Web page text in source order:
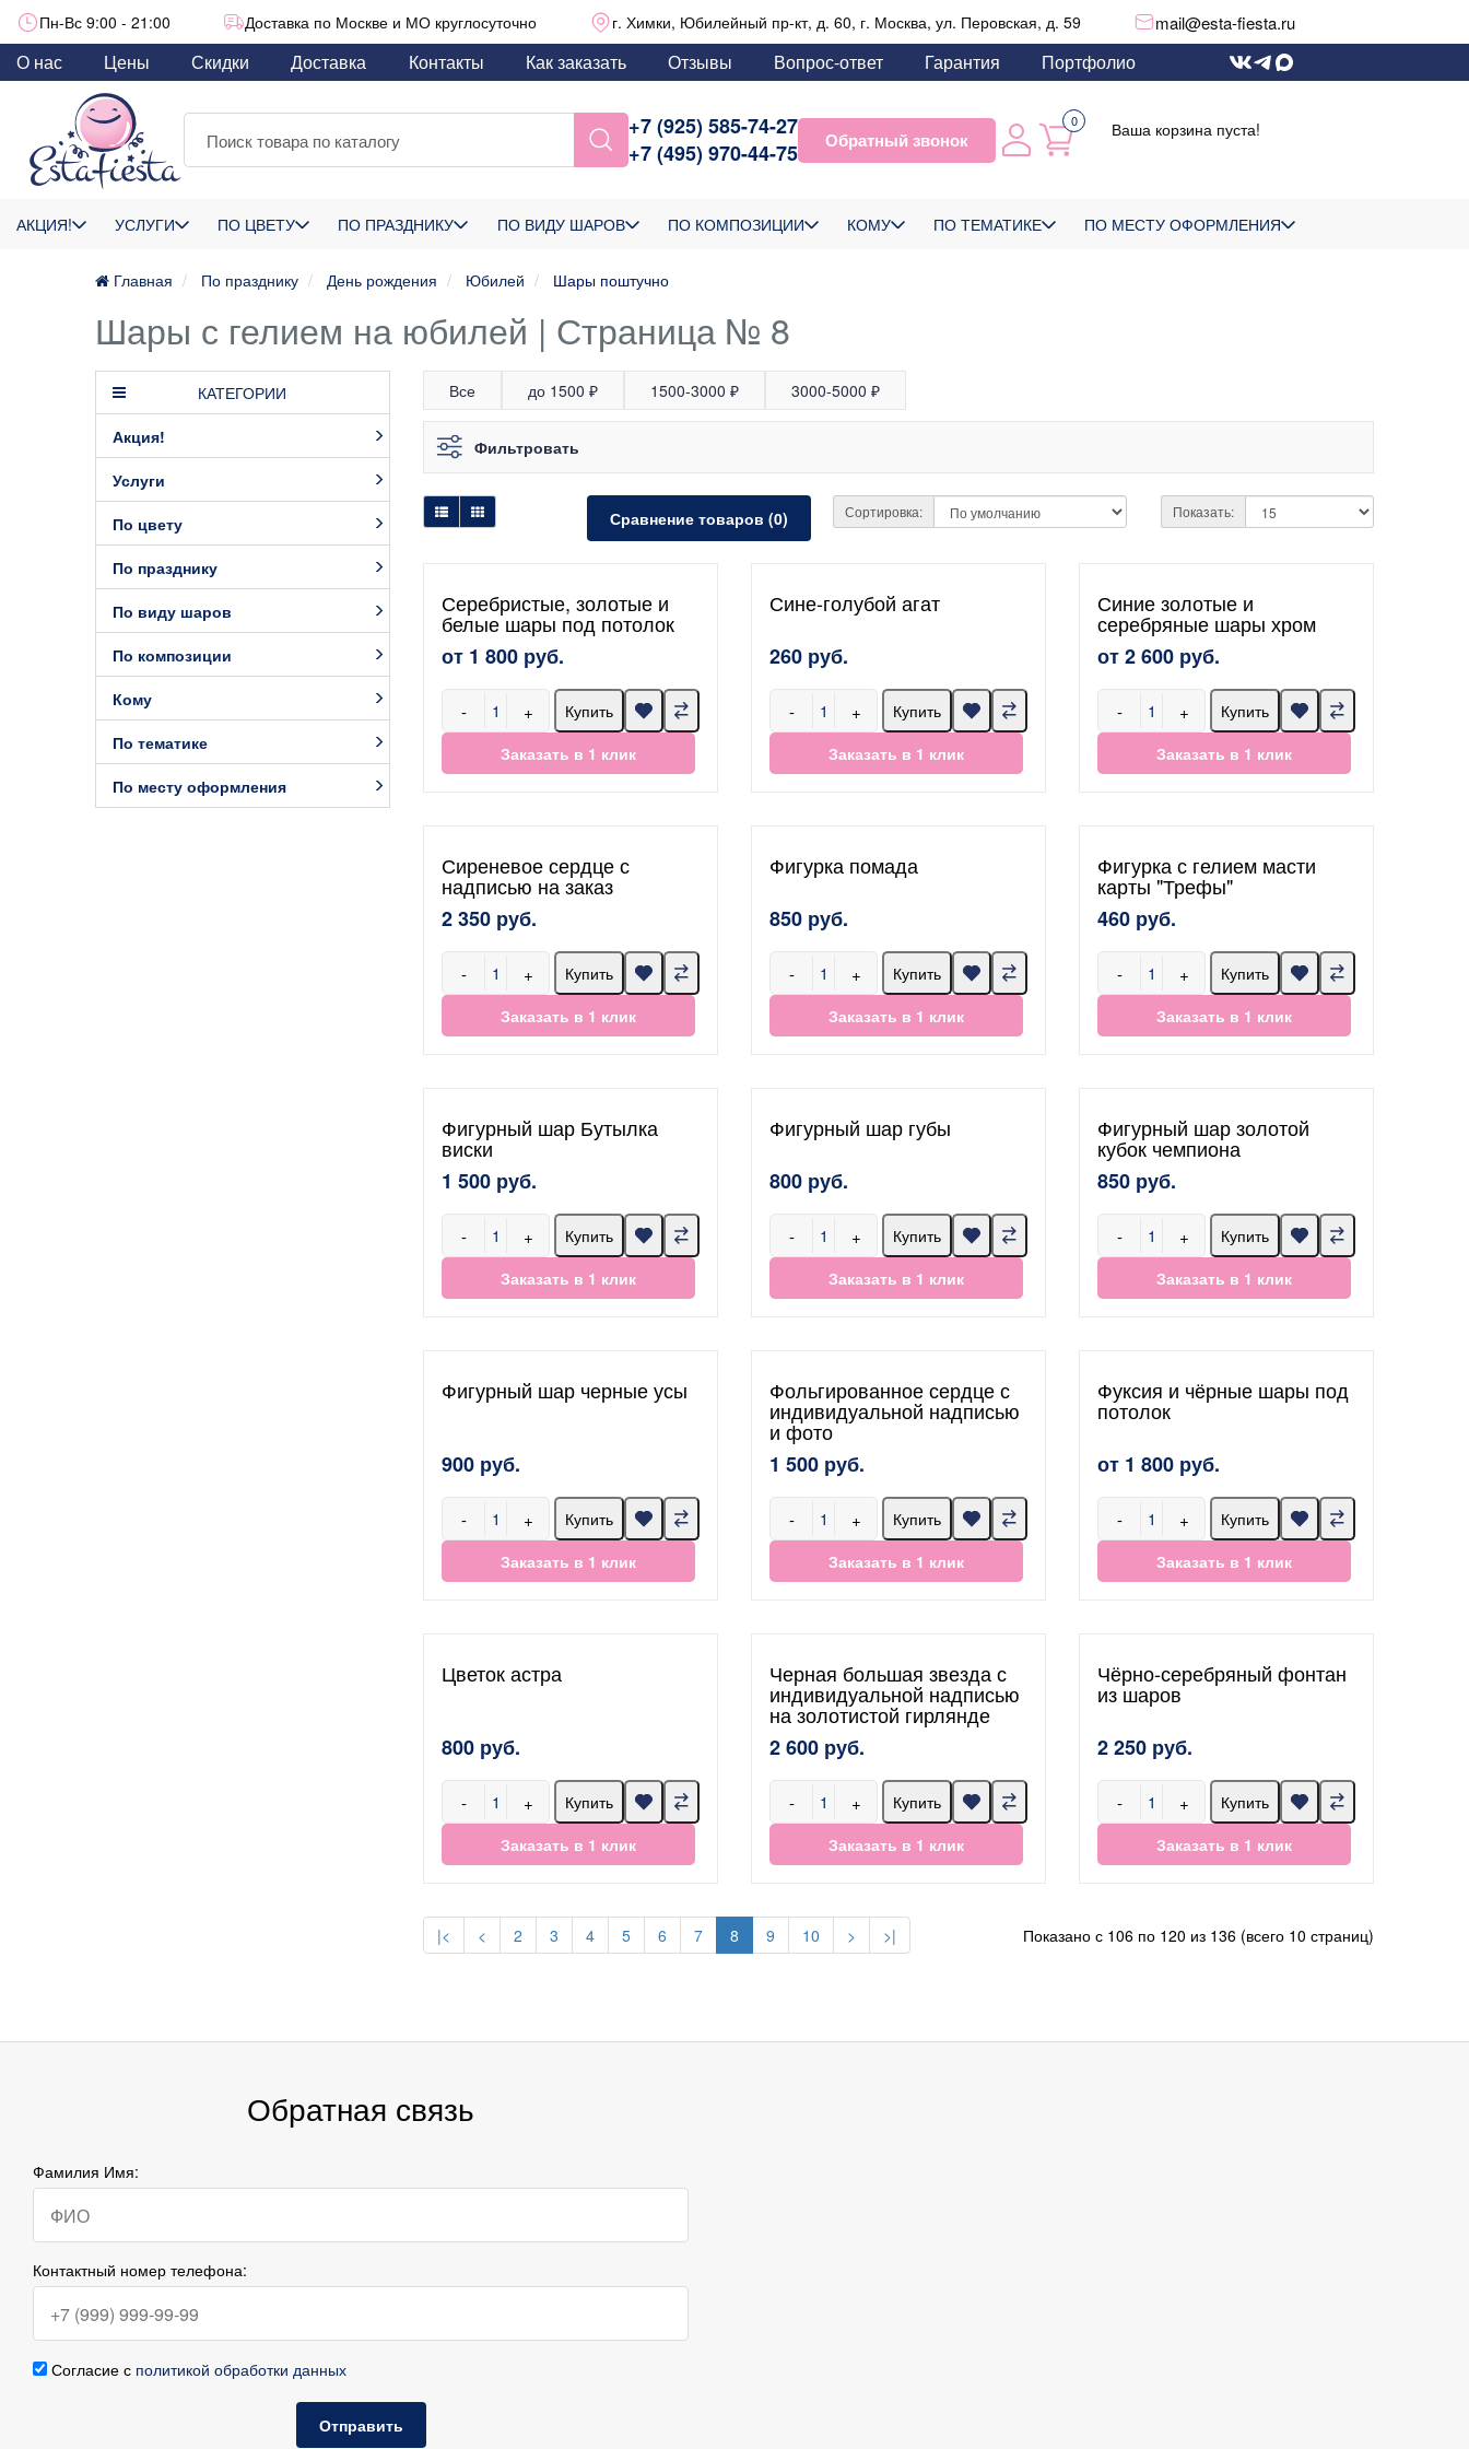
Пн-Вс 9:00 - 21:00 Доставка по Москве и МО круглосуточно г. Химки, Юбилейный пр-кт, д. 60, г. Москва, ул. Перовская, д. 59 mail@esta-fiesta.ru
О нас Цены Скидки Доставка Контакты Как заказать Отзывы Вопрос-ответ Гарантия Портфолио
+7 (925) 585-74-27
+7 (495) 970-44-75
Обратный звонок
0 Ваша корзина пуста!
АКЦИЯ! УСЛУГИ ПО ЦВЕТУ ПО ПРАЗДНИКУ ПО ВИДУ ШАРОВ ПО КОМПОЗИЦИИ КОМУ ПО ТЕМАТИКЕ ПО МЕСТУ ОФОРМЛЕНИЯ
Главная По празднику День рождения Юбилей Шары поштучно
Шары с гелием на юбилей | Страница № 8
КАТЕГОРИИ
Акция!
Услуги
По цвету
По празднику
По виду шаров
По композиции
Кому
По тематике
По месту оформления
Все до 1500 ₽ 1500-3000 ₽ 3000-5000 ₽
Фильтровать
Сравнение товаров (0) Сортировка: Показать:
Серебристые, золотые и
белые шары под потолок
от 1 800 руб.
- +
Купить
Заказать в 1 клик
Сине-голубой агат
260 руб.
- +
Купить
Заказать в 1 клик
Синие золотые и
серебряные шары хром
от 2 600 руб.
- +
Купить
Заказать в 1 клик
Сиреневое сердце с
надписью на заказ
2 350 руб.
- +
Купить
Заказать в 1 клик
Фигурка помада
850 руб.
- +
Купить
Заказать в 1 клик
Фигурка с гелием масти
карты "Трефы"
460 руб.
- +
Купить
Заказать в 1 клик
Фигурный шар Бутылка
виски
1 500 руб.
- +
Купить
Заказать в 1 клик
Фигурный шар губы
800 руб.
- +
Купить
Заказать в 1 клик
Фигурный шар золотой
кубок чемпиона
850 руб.
- +
Купить
Заказать в 1 клик
Фигурный шар черные усы
900 руб.
- +
Купить
Заказать в 1 клик
Фольгированное сердце с
индивидуальной надписью
и фото
1 500 руб.
- +
Купить
Заказать в 1 клик
Фуксия и чёрные шары под
потолок
от 1 800 руб.
- +
Купить
Заказать в 1 клик
Цветок астра
800 руб.
- +
Купить
Заказать в 1 клик
Черная большая звезда с
индивидуальной надписью
на золотистой гирлянде
2 600 руб.
- +
Купить
Заказать в 1 клик
Чёрно-серебряный фонтан
из шаров
2 250 руб.
- +
Купить
Заказать в 1 клик
|< < 2 3 4 5 6 7 8 9 10 > >| Показано с 106 по 120 из 136 (всего 10 страниц)
Обратная связь
Фамилия Имя:
Контактный номер телефона:
Согласие с политикой обработки данных
Отправить